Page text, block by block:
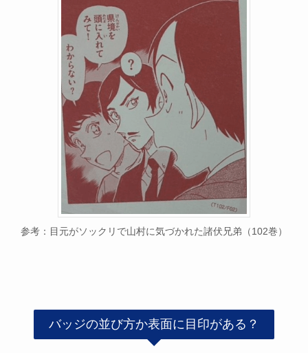
参考：目元がソックリで山村に気づかれた諸伏兄弟（102巻）
バッジの並び方か表面に目印がある？